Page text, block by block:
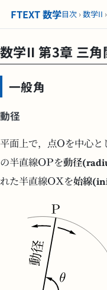
FTEXT 数学目次›数学II
数学II 第3章 三
一般角
動径
平面上で，点 を中心と
の半直線
を動径
れた半直線
を始線